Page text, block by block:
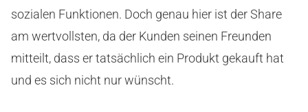
sozialen Funktionen. Doch genau hier ist der Share
am wertvollsten, da der Kunden seinen Freunden
mitteilt, dass er tatsächlich ein Produkt gekauft hat
und es sich nicht nur wünscht.